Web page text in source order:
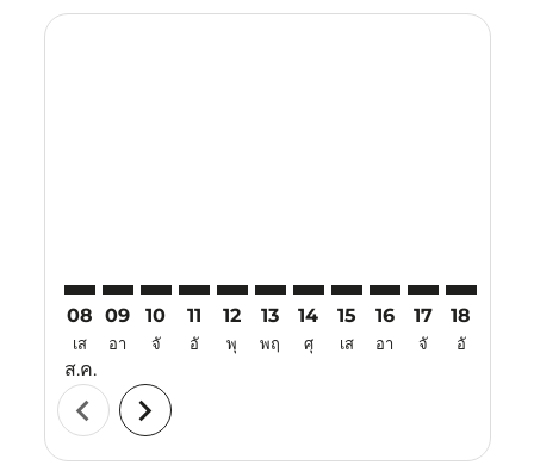
08
เส
ส.ค.
09
อา
10
จั
11
อั
12
พุ
13
พฤ
14
ศุ
15
เส
16
อา
17
จั
18
อั
chevron_left chevron_right